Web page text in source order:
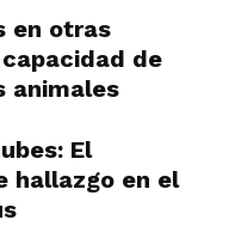
en otras
de
animales
El
hallazgo en el